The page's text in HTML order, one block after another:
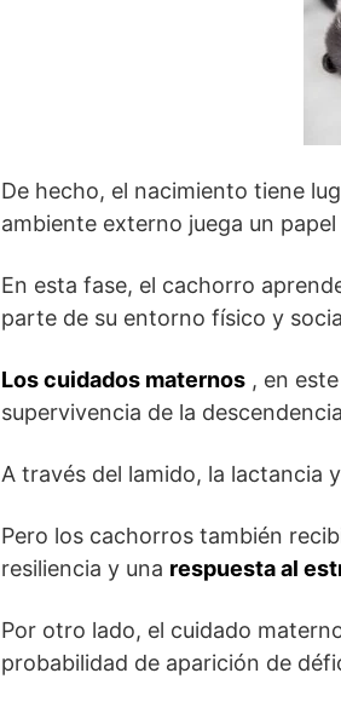
De hecho, el nacimiento tiene
ambiente externo juega un
En esta fase, el cachorro
parte de su entorno físico y
Los cuidados maternos , en
supervivencia de la
A través del lamido, la lactancia
Pero los cachorros también
resiliencia y una respuesta al
Por otro lado, el cuidado
probabilidad de aparición de